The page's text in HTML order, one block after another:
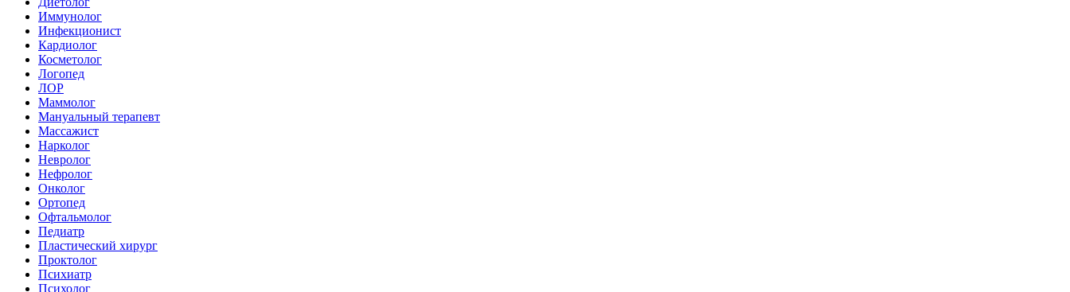
Иммунолог
Инфекционист
Кардиолог
Косметолог
Логопед
ЛОР
Маммолог
Мануальный терапевт
Массажист
Нарколог
Невролог
Нефролог
Онколог
Ортопед
Офтальмолог
Педиатр
Пластический хирург
Проктолог
Психиатр
Психолог